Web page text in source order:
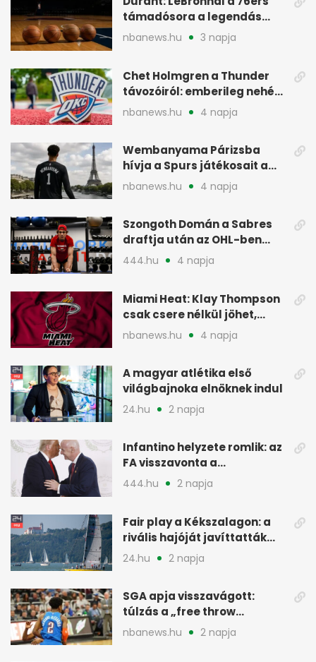
támadósora a legendás
Warriorsra emlékeztet
nbanews.hu 3 napja
Chet Holmgren a Thunder
távozóiról: emberileg nehéz,
de bízik
nbanews.hu 4 napja
Wembanyama Párizsba
hívja a Spurs játékosait a
szezonrajtra
nbanews.hu 4 napja
Szongoth Domán a Sabres
draftja után az OHL-ben
léphet nagyot az NHL felé
444.hu 4 napja
Miami Heat: Klay Thompson
csak csere nélkül jöhet,
kivárnak
nbanews.hu 4 napja
A magyar atlétika első
világbajnoka elnöknek indul
24.hu 2 napja
Infantino helyzete romlik: az
FA visszavonta a
támogatását, jöhet a
444.hu 2 napja
Fair play a Kékszalagon: a
rivális hajóját javíttatták
meg
24.hu 2 napja
SGA apja visszavágott:
túlzás a „free throw
merchant” címke?
nbanews.hu 2 napja